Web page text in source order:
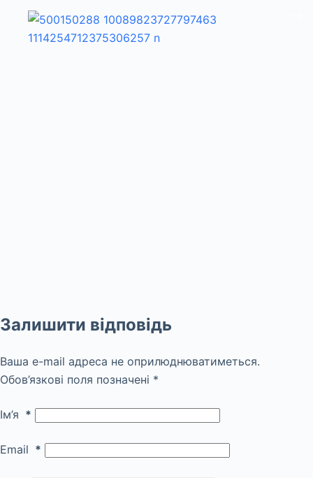
Залишити відповідь
Ваша e-mail адреса не оприлюднюватиметься.
Обов’язкові поля позначені *
Ім’я *
Email *